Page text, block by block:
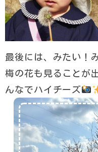
最後には、みたい！
梅の花も見ることが
んなでハイチーズ